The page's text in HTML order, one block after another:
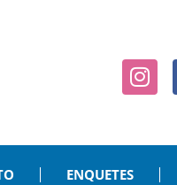
ENQUETES